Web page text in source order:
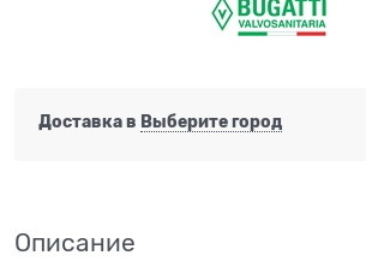
Доставка в Выберите город
Описание